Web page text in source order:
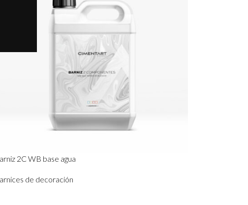
2C WB base agua
de decoración